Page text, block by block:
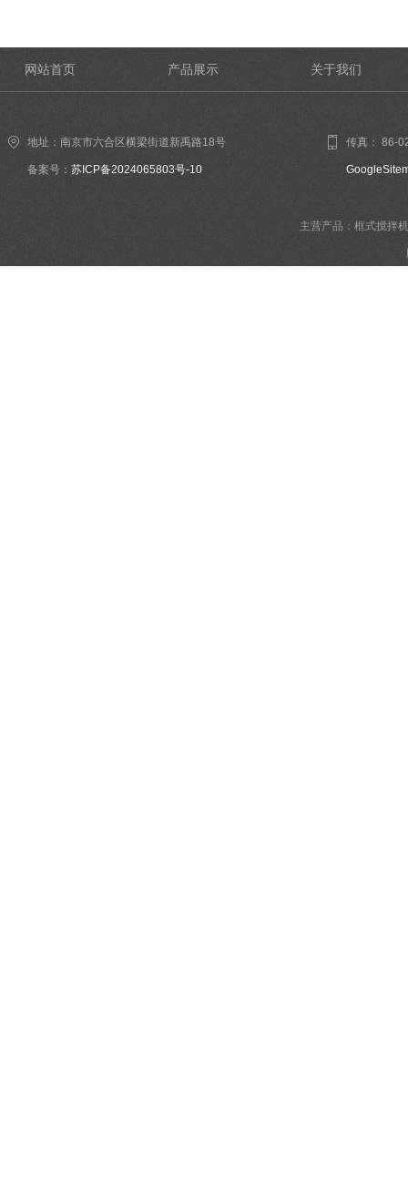
网站首页 产品展示 关于我们
地址：南京市六合区横梁街道新禹路18号
备案号： 苏ICP备2024065803号-10
传真： 86-
主营产品：框式搅拌